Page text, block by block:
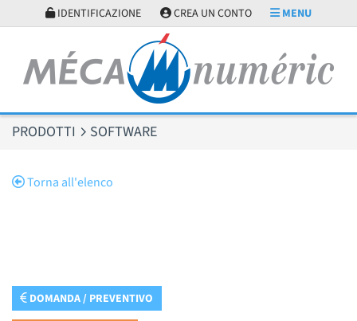
IDENTIFICAZIONE CREA UN CONTO MENU
PRODOTTI SOFTWARE
Torna all'elenco
DOMANDA / PREVENTIVO
Pannello di gestione dei cookies